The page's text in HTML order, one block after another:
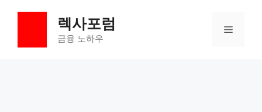
렉사포럼
금융 노하우
메